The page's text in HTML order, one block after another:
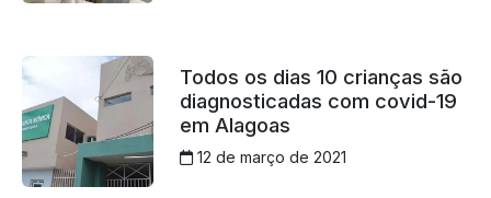
Todos os dias 10 crianças são
diagnosticadas com covid-19
em Alagoas
12 de março de 2021